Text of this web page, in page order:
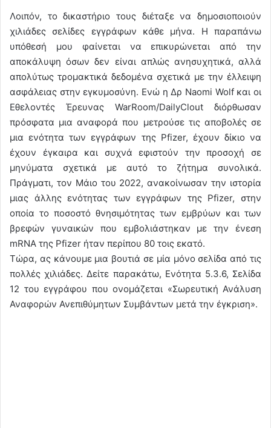
Λοιπόν, το δικαστήριο τους διέταξε να δημοσιοποιούν
χιλιάδες σελίδες εγγράφων κάθε μήνα. Η παραπάνω
υπόθεσή μου φαίνεται να επικυρώνεται από την
αποκάλυψη όσων δεν είναι απλώς ανησυχητικά, αλλά
απολύτως τρομακτικά δεδομένα σχετικά με την έλλειψη
ασφάλειας στην εγκυμοσύνη. Ενώ η Δρ Naomi Wolf και οι
Εθελοντές Έρευνας WarRoom/DailyClout διόρθωσαν
πρόσφατα μια αναφορά που μετρούσε τις αποβολές σε
μια ενότητα των εγγράφων της Pfizer, έχουν δίκιο να
έχουν έγκαιρα και συχνά εφιστούν την προσοχή σε
μηνύματα σχετικά με αυτό το ζήτημα συνολικά.
Πράγματι, τον Μάιο του 2022, ανακοίνωσαν την ιστορία
μιας άλλης ενότητας των εγγράφων της Pfizer, στην
οποία το ποσοστό θνησιμότητας των εμβρύων και των
βρεφών γυναικών που εμβολιάστηκαν με την ένεση
mRNA της Pfizer ήταν περίπου 80 τοις εκατό.
Τώρα, ας κάνουμε μια βουτιά σε μία μόνο σελίδα από τις
πολλές χιλιάδες. Δείτε παρακάτω, Ενότητα 5.3.6, Σελίδα
12 του εγγράφου που ονομάζεται «Σωρευτική Ανάλυση
Αναφορών Ανεπιθύμητων Συμβάντων μετά την έγκριση».